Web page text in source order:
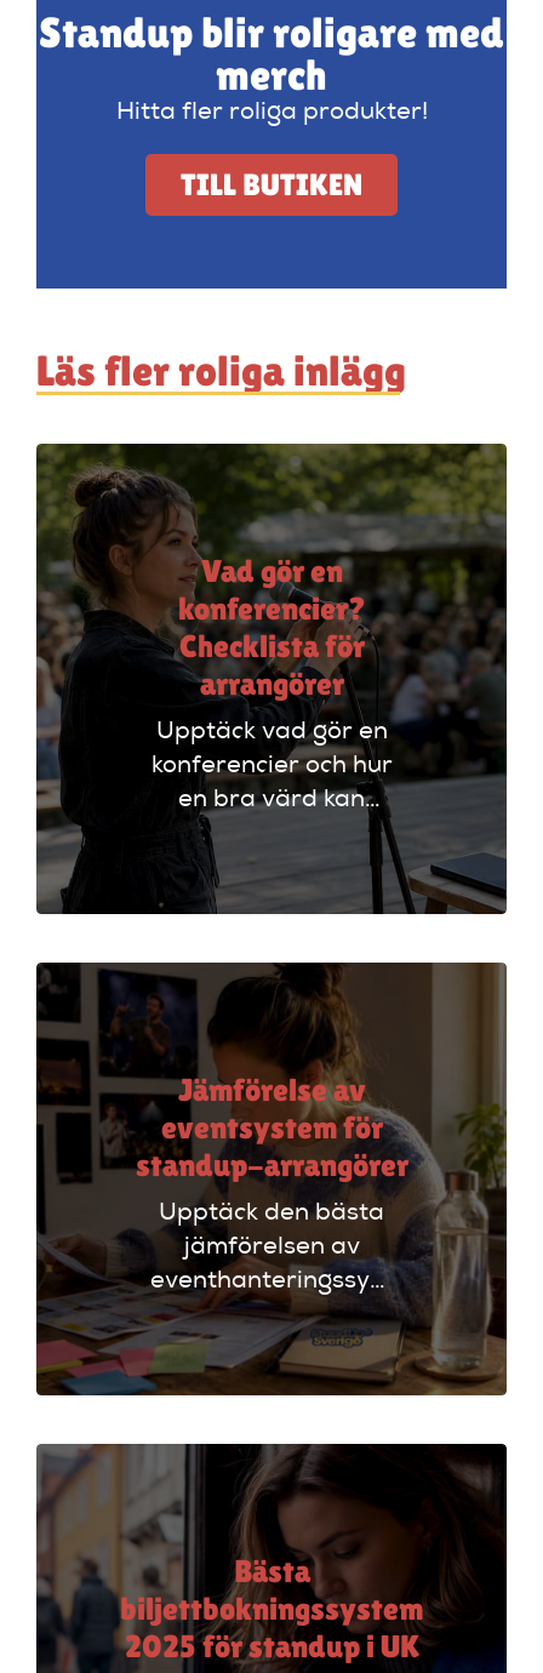
Standup blir roligare med
merch
Hitta fler roliga produkter!
TILL BUTIKEN
Läs fler roliga inlägg
Vad gör en
konferencier?
Checklista för
arrangörer
Upptäck vad gör en
konferencier och hur
en bra värd kan
lyfta ditt event. Följ
vår checklista för
att säkerställa en
arrangemang!
Jämförelse av
eventsystem för
standup-arrangörer
Upptäck den bästa
jämförelsen av
eventhanteringssystem
för standup-
arrangörer. Få
insikter om
evenemangskalender
och biljettlänkar!
Bästa
biljettbokningssystem
2025 för standup i UK